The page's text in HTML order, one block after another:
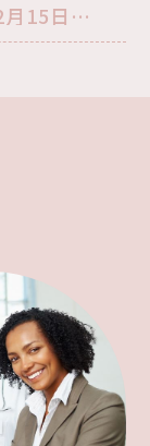
15日開